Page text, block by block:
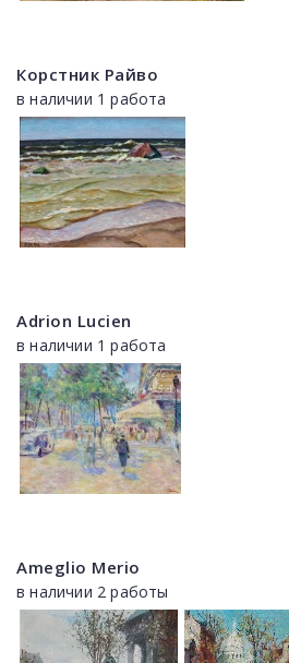
Корстник Райво
в наличии 1 работа
Adrion Lucien
в наличии 1 работа
Ameglio Merio
в наличии 2 работы